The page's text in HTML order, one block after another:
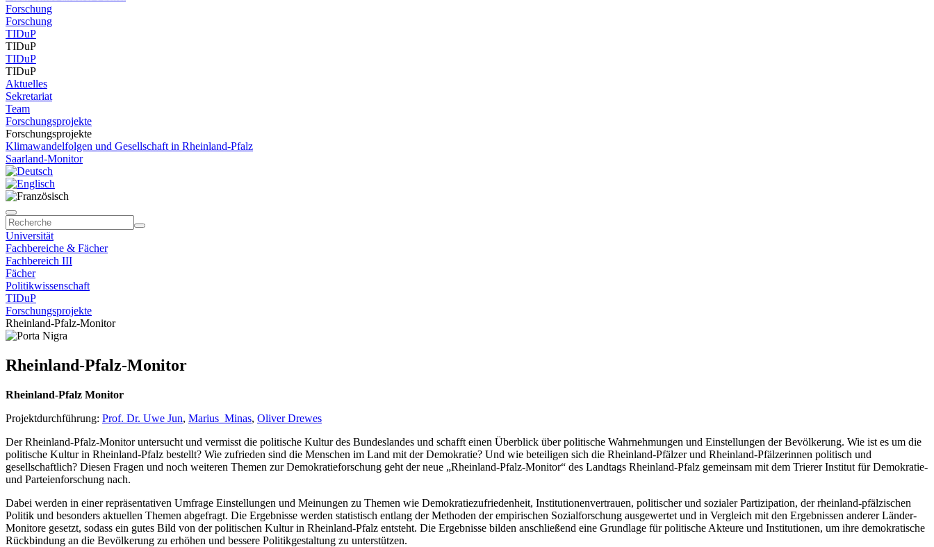
Forschung
Forschung
TIDuP
TIDuP
TIDuP
TIDuP
Aktuelles
Sekretariat
Team
Forschungsprojekte
Forschungsprojekte
Klimawandelfolgen und Gesellschaft in Rheinland-Pfalz
Saarland-Monitor
Universität
Fachbereiche & Fächer
Fachbereich III
Fächer
Politikwissenschaft
TIDuP
Forschungsprojekte
Rheinland-Pfalz-Monitor
Rheinland-Pfalz-Monitor
Rheinland-Pfalz Monitor
Projektdurchführung: Prof. Dr. Uwe Jun, Marius Minas, Oliver Drewes
Der Rheinland-Pfalz-Monitor untersucht und vermisst die politische Kultur des Bundeslandes und schafft einen Überblick über politische Wahrnehmungen und Einstellungen der Bevölkerung. Wie ist es um die
politische Kultur in Rheinland-Pfalz bestellt? Wie zufrieden sind die Menschen im Land mit der Demokratie? Und wie beteiligen sich die Rheinland-Pfälzer und Rheinland-Pfälzerinnen politisch und
gesellschaftlich? Diesen Fragen und noch weiteren Themen zur Demokratieforschung geht der neue „Rheinland-Pfalz-Monitor“ des Landtags Rheinland-Pfalz gemeinsam mit dem Trierer Institut für Demokratie-
und Parteienforschung nach.
Dabei werden in einer repräsentativen Umfrage Einstellungen und Meinungen zu Themen wie Demokratiezufriedenheit, Institutionenvertrauen, politischer und sozialer Partizipation, der rheinland-pfälzischen
Politik und besonders aktuellen Themen abgefragt. Die Ergebnisse werden statistisch entlang der Methoden der empirischen Sozialforschung ausgewertet und in Vergleich mit den Ergebnissen anderer Länder-
Monitore gesetzt, sodass ein gutes Bild von der politischen Kultur in Rheinland-Pfalz entsteht. Die Ergebnisse bilden anschließend eine Grundlage für politische Akteure und Institutionen, um ihre demokratische
Rückbindung an die Bevölkerung zu erhöhen und bessere Politikgestaltung zu unterstützen.